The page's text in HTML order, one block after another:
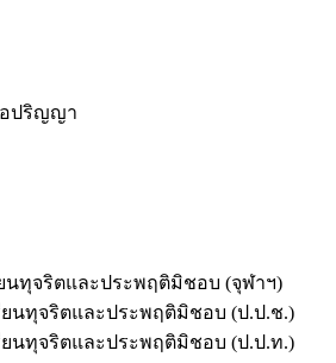
ปริญญา
นทุจริตและประพฤติมิชอบ (จุฬาฯ)
ยนทุจริตและประพฤติมิชอบ (ป.ป.ช.)
ยนทุจริตและประพฤติมิชอบ (ป.ป.ท.)